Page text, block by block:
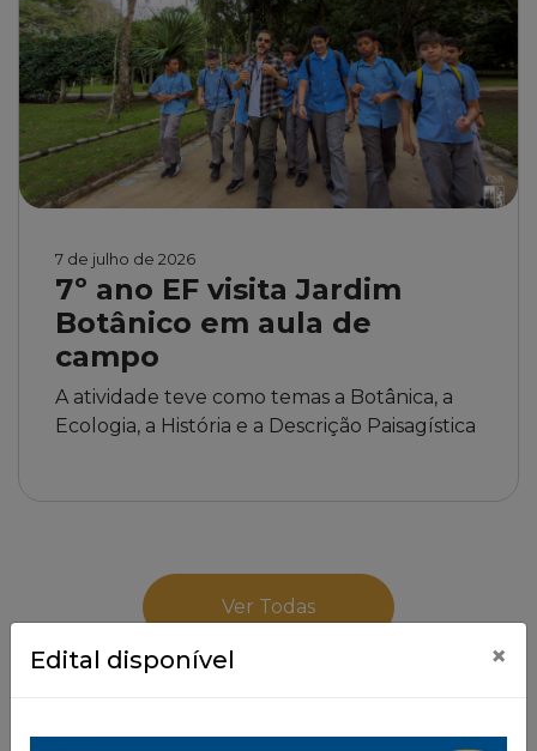
7 de julho de 2026
7º ano EF visita Jardim
Botânico em aula de
campo
A atividade teve como temas a Botânica, a
Ecologia, a História e a Descrição Paisagística
Ver Todas
Edital disponível ×